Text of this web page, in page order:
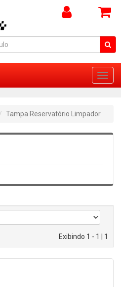
Tampa Reservatório Limpador
Exibindo 1 - 1 | 1